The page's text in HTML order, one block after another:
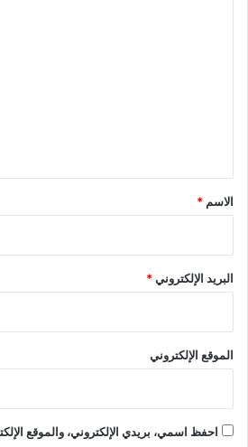
*
الاسم *
البريد الإلكتروني*
الموقع الإلكتروني
احفظ اسمي، بريدي الإلكتروني، والموقع